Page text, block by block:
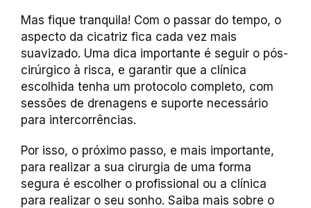
Mas fique tranquila! Com o passar do tempo, o
aspecto da cicatriz fica cada vez mais
suavizado. Uma dica importante é seguir o pós-
cirúrgico à risca, e garantir que a clínica
escolhida tenha um protocolo completo, com
sessões de drenagens e suporte necessário
para intercorrências.
Por isso, o próximo passo, e mais importante,
para realizar a sua cirurgia de uma forma
segura é escolher o profissional ou a clínica
para realizar o seu sonho. Saiba mais sobre o